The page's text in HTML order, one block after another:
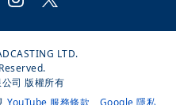
LTD.
司 版權所有
YouTube 服務條款 Google 隱私